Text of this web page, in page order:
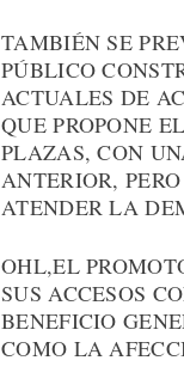
TAMBIÉN SE
PÚBLICO
ACTUALES DE
QUE PROPONE
PLAZAS, CON
ANTERIOR,
ATENDER LA
OHL,EL
SUS ACCESOS
BENEFICIO
COMO LA